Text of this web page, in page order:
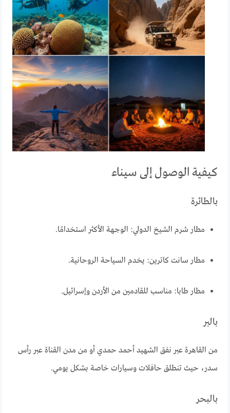
كيفية الوصول إلى سيناء
بالطائرة
مطار شرم الشيخ الدولي: الوجهة الأكثر استخدامًا.
مطار سانت كاترين: يخدم السياحة الروحانية.
مطار طابا: مناسب للقادمين من الأردن وإسرائيل.
بالبر
من القاهرة عبر نفق الشهيد أحمد حمدي أو من مدن القناة عبر رأس
سدر، حيث تنطلق حافلات وسيارات خاصة بشكل يومي.
بالبحر